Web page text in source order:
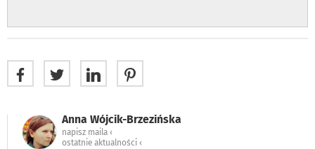
Anna Wójcik-Brzezińska
napisz maila ‹
ostatnie aktualności ‹